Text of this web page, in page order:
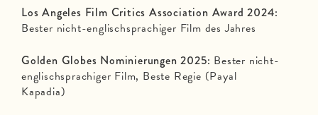
Los Angeles Film Critics Association Award 2024:
Bester nicht-englischsprachiger Film des Jahres
Golden Globes Nominierungen 2025: Bester nicht-
englischsprachiger Film, Beste Regie (Payal
Kapadia)